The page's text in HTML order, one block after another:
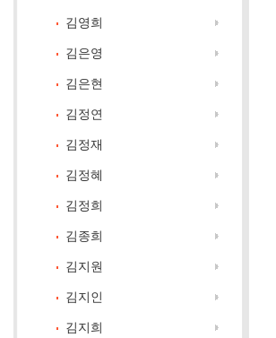
김영희
김은영
김은현
김정연
김정재
김정혜
김정희
김종희
김지원
김지인
김지희